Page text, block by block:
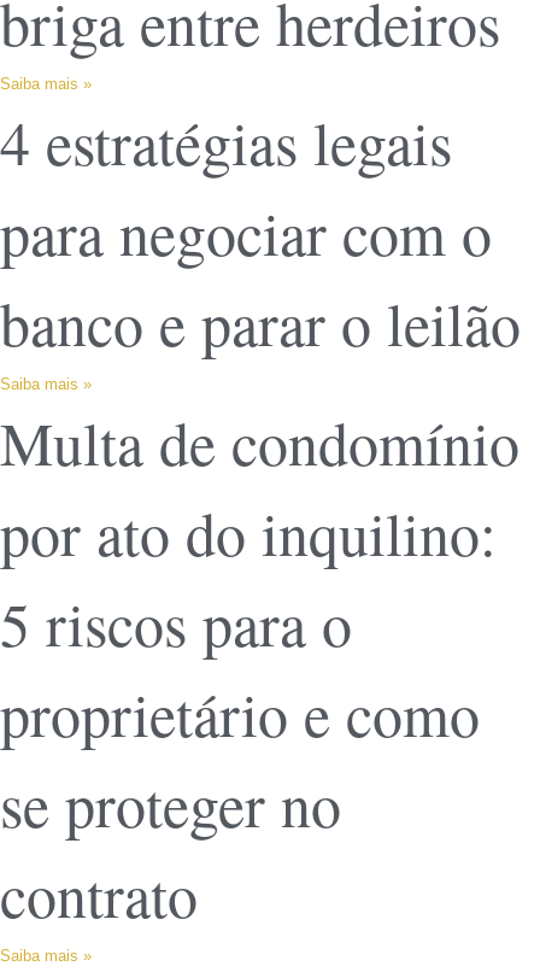
briga entre herdeiros
Saiba mais »
4 estratégias legais
para negociar com o
banco e parar o leilão
Saiba mais »
Multa de condomínio
por ato do inquilino:
5 riscos para o
proprietário e como
se proteger no
contrato
Saiba mais »